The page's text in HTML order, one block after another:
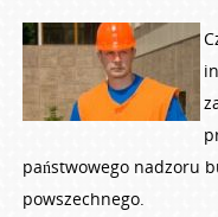
państwowego nadzoru
powszechnego.